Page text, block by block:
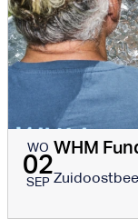
WO
02
SEP
WHM